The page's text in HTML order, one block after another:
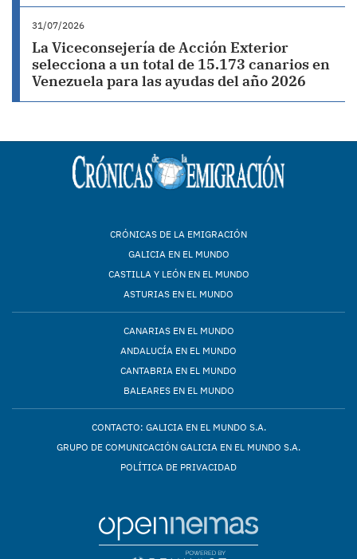
31/07/2026
La Viceconsejería de Acción Exterior
selecciona a un total de 15.173 canarios en
Venezuela para las ayudas del año 2026
CRÓNICAS DE LA EMIGRACIÓN
GALICIA EN EL MUNDO
CASTILLA Y LEÓN EN EL MUNDO
ASTURIAS EN EL MUNDO
CANARIAS EN EL MUNDO
ANDALUCÍA EN EL MUNDO
CANTABRIA EN EL MUNDO
BALEARES EN EL MUNDO
CONTACTO: GALICIA EN EL MUNDO S.A.
GRUPO DE COMUNICACIÓN GALICIA EN EL MUNDO S.A.
POLÍTICA DE PRIVACIDAD